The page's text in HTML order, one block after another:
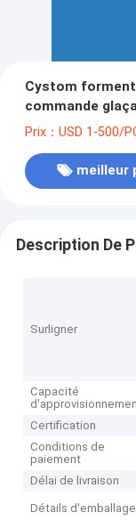
Cystom
commande
de traitement
Prix：USD 1-500/
meilleur
Description De
Surligner
Capacité
Certification
Conditions de
paiement
Délai de livraison
Détails d'emballage